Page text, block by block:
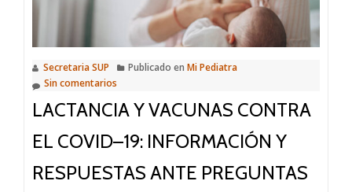
sincero:
cuando
te
toque,
Secretaria SUP Publicado en Mi Pediatra
Sin comentarios
LACTANCIA Y VACUNAS CONTRA
EL COVID–19: INFORMACIÓN Y
RESPUESTAS ANTE PREGUNTAS